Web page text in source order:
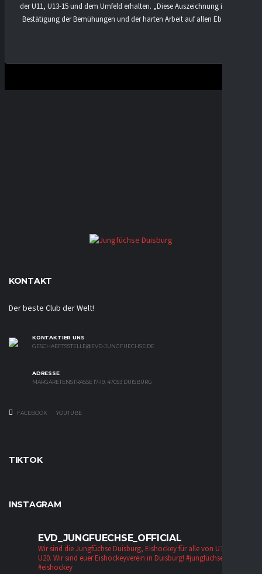
der U11, U13-15 und dem Umfeld erhalten. „Diese Auszeichnung ist eine
Bestätigung der Bemühungen und der harten Arbeit auf allen Ebenen“
KONTAKT
Der beste Club der Welt!
KONTAKTIER UNS
GESCHAEFTSSTELLE@EVD-JUNGFUECHSE.DE
ADRESSE
MARGARETENSTRASSE 17-19, 47053 DUISBURG
FACEBOOK YOUTUBE
TIKTOK
INSTAGRAM
EVD_JUNGFUECHSE_OFFICIAL
Wir sind die Jungfüchse Duisburg, Eishockey für alle von U7 bis zur
U20. Wir sind euer Eishockeyverein in Duisburg! #jungfüchse #evd
#eishockey